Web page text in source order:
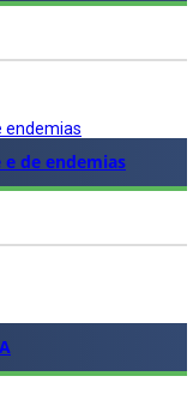
endemias
e de endemias